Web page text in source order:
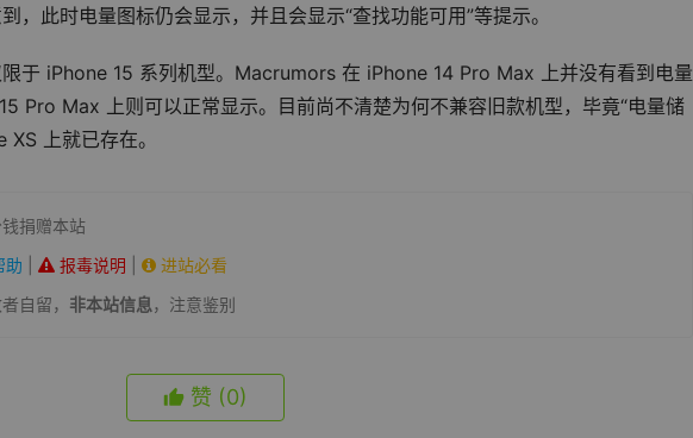
，此时电量图标仍会显示，并且会显示“查找功能可用”等提示。
于 iPhone 15 系列机型。Macrumors 在 iPhone 14 Pro Max 上并没有看到电量
Pro Max 上则可以正常显示。目前尚不清楚为何不兼容旧款机型，毕竟“电量储
上就已存在。
捐赠本站
助 报毒说明
进站必看
自留， 非本站信息，注意鉴别
赞 (0)